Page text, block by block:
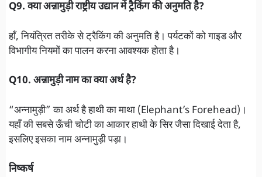
Q9. क्या अन्नामुड़ी राष्ट्रीय उद्यान में ट्रैकिंग की अनुमति है?
हाँ, नियंत्रित तरीके से ट्रैकिंग की अनुमति है। पर्यटकों को गाइड और
विभागीय नियमों का पालन करना आवश्यक होता है।
Q10. अन्नामुड़ी नाम का क्या अर्थ है?
“अन्नामुड़ी” का अर्थ है हाथी का माथा (Elephant’s Forehead)।
यहाँ की सबसे ऊँची चोटी का आकार हाथी के सिर जैसा दिखाई देता है,
इसलिए इसका नाम अन्नामुड़ी पड़ा।
निष्कर्ष